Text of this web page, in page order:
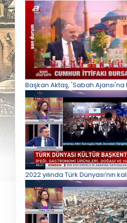
Başkan Aktaş, 'Sabah
2022 yılında Türk Dünyası’nın